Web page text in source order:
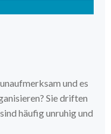
und es
Sie driften
häufig unruhig und